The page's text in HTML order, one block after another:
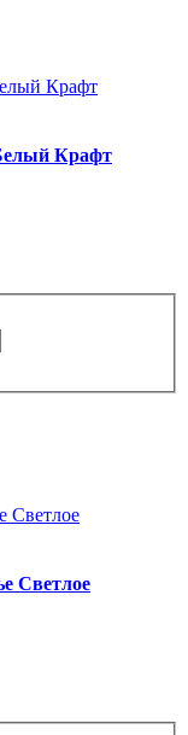
Крафт
Светлое